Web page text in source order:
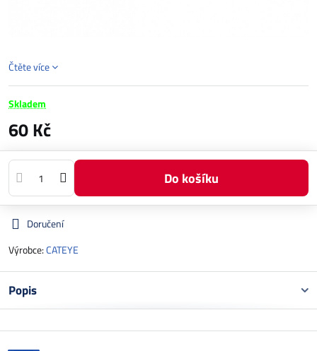
Čtěte více
Skladem
60 Kč
Do košíku
Doručení
Výrobce:CATEYE
Popis